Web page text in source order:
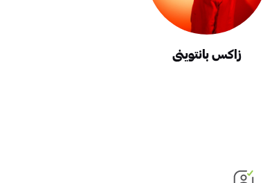
زاكس بانتويني